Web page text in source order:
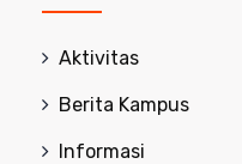
Aktivitas
Berita Kampus
Informasi